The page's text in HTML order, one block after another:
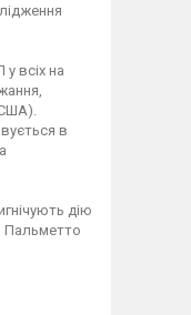
всіх на
в
дію
Пальметто